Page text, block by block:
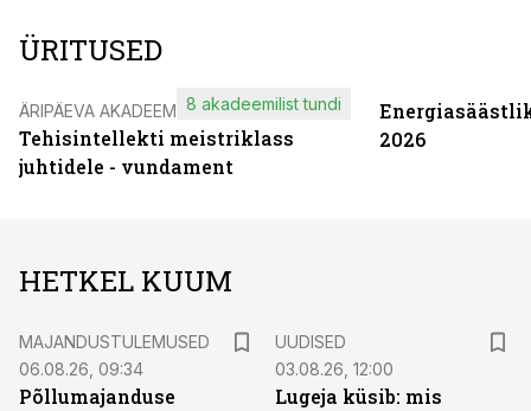
ÜRITUSED
ÄRIPÄEVA AKADEEMIA
Tehisintellekti meistriklass
juhtidele - vundament
8 akadeemilist tundi
2026
HETKEL KUUM
MAJANDUSTULEMUSED
06.08.26, 09:34
Põllumajanduse
UUDISED
03.08.26, 12:00
Lugeja küsib: mis